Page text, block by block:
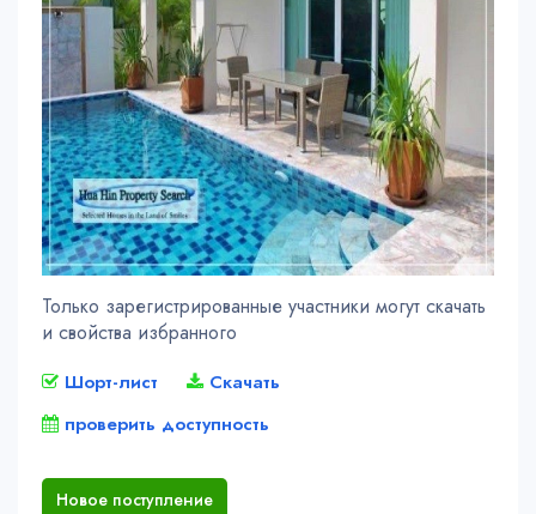
Только зарегистрированные участники могут скачать
и свойства избранного
Шорт-лист
Скачать
проверить доступность
Новое поступление